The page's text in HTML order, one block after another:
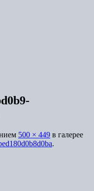
500 × 449 в галерее
.